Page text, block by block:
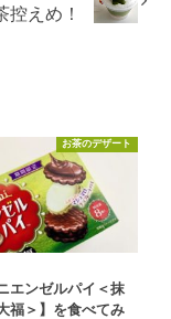
えめ！
お茶のデザート
エンゼルパイ＜抹
福＞】を食べてみ